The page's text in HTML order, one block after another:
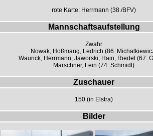
rote Karte: Herrmann (38./BFV)
Mannschaftsaufstellung
Zwahr
Nowak, Hoßmang, Ledrich (86.
Waurick, Herrmann, Jaworski, Hain, Riedel (67.
Marschner, Lein (74. Schmidt)
Zuschauer
150 (in Elstra)
Bilder